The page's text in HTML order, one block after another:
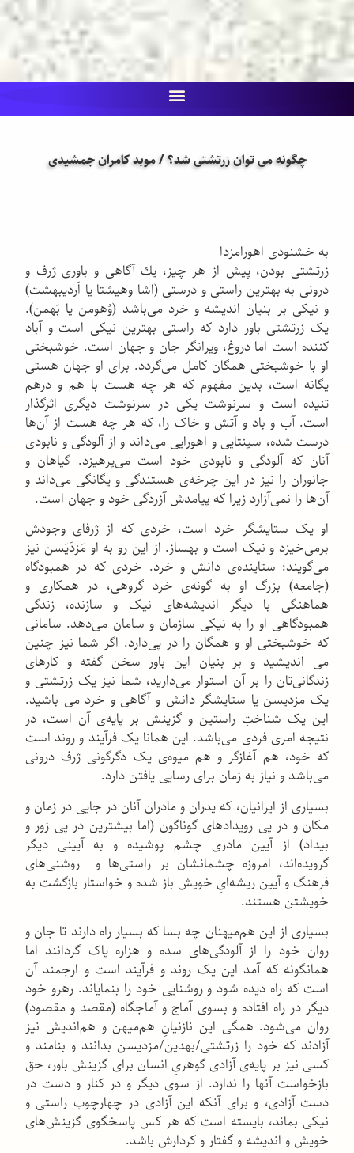
چگونه می توان زرتشتی شد؟ / موبد کامران جمشیدی
به خشنودی اهورامزدا
زرتشتی بودن، پیش از هر چیز، یك آگاهی و باوری ژرف و
درونی به بهترین راستی و درستی (اشا وهیشتا یا اَردیبهشت)
و نیکی بر بنیان اندیشه و خرد می‌باشد (وُهومن یا بَهمن).
یک زرتشتی باور دارد که راستی بهترین نیکی است و آباد
کننده است اما دروغ، ویرانگر جان و جهان است. خوشبختی
او با خوشبختی همگان کامل می‌گردد. برای او جهان هستی
یگانه است، بدین مفهوم که هر چه هست با هم و درهم
تنیده است و سرنوشت یکی در سرنوشت دیگری اثرگذار
است. آب و باد و آتش و خاک را، که هر چه هست از آن‌ها
درست شده، سپنتایی و اهورایی می‌داند و از آلودگی و نابودی
آنان که آلودگی و نابودی خود است می‌پرهیزد. گیاهان و
جانوران را نیز در این چرخه‌ی هستندگی و یگانگی می‌داند و
آن‌ها را نمی‌آزارد زیرا که پیامدش آزردگی خود و جهان است.
او یک ستایشگر خرد است، خردی که از ژرفای وجودش
برمی‌خیزد و نیک است و بهساز. از این رو به او مَزدَیَسن نیز
می‌گویند: ستاینده‌ی دانش و خرد. خردی که در همبودگاه
(جامعه) بزرگ او به گونه‌ی خرد گروهی، در همکاری و
هماهنگی با دیگر اندیشه‌های نیک و سازنده، زندگی
همبودگاهی او را به نیکی سازمان و سامان می‌دهد. سامانی
که خوشبختی او و همگان را در پی‌دارد. اگر شما نیز چنین
می اندیشید و بر بنیان این باور سخن گفته و کارهای
زندگانی‌تان را بر آن استوار می‌دارید، شما نیز یک زرتشتی و
یک مزدیسن یا ستایشگر دانش و آگاهی و خرد می باشید.
این یک شناختِ راستین و گزینش بر پایه‌ی آن است، در
نتیجه امری فردی می‌باشد. این همانا یک فرآیند و روند است
که خود، هم آغازگر و هم میوه‌ی یک دگرگونی ژرف درونی
می‌باشد و نیاز به زمان برای رسایی یافتن دارد.
بسیاری از ایرانیان، که پدران و مادران آنان در جایی در زمان و
مکان و در پی رویدادهای گوناگون (اما بیشترین در پی زور و
بیداد) از آیین مادری چشم پوشیده و به آیینی دیگر
گرویده‌اند، امروزه چشمانشان بر راستی‌ها و روشنی‌های
فرهنگ و آیین ریشه‌ایِ خویش باز شده و خواستار بازگشت به
خویشتن هستند.
بسیاری از این هم‌میهنان چه بسا که بسیار راه دارند تا جان و
روان خود را از آلودگی‌های سده و هزاره پاک گردانند اما
همانگونه که آمد این یک روند و فرآیند است و ارجمند آن
است که راه دیده شود و روشنایی خود را بنمایاند. رهرو خود
دیگر در راه افتاده و بسوی آماج و آماجگاه (مقصد و مقصود)
روان می‌شود. همگی این نازنیانِ هم‌میهن و هم‌اندیش نیز
آزادند که خود را زرتشتی/بهدین/مزدیسن بدانند و بنامند و
کسی نیز بر پایه‌ی آزادی گوهریِ انسان برای گزینش باور، حق
بازخواست آنها را ندارد. از سوی دیگر و در کنار و دست در
دست آزادی، و برای آنکه این آزادی در چهارچوب راستی و
نیکی بماند، بایسته است که هر کس پاسخگوی گزینش‌های
خویش و اندیشه و گفتار و کردارش باشد.